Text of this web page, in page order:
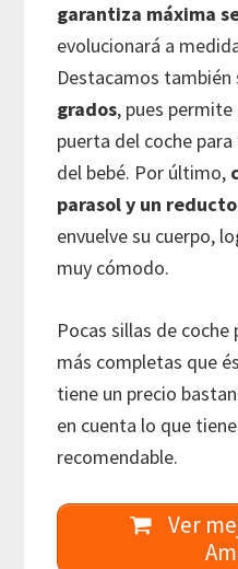
garantiza máxima
evolucionará a
Destacamos también
grados, pues
puerta del coche
del bebé. Por último,
parasol y un
envuelve su cuerpo,
muy cómodo.
Pocas sillas de
más completas que
tiene un precio
en cuenta lo que
recomendable.
Ver